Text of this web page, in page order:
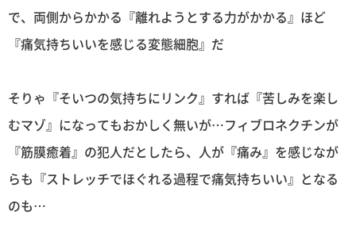
で、両側からかかる『離れようとする力がかかる』ほど
『痛気持ちいいを感じる変態細胞』だ
そりゃ『そいつの気持ちにリンク』すれば『苦しみを楽し
むマゾ』になってもおかしく無いが…フィブロネクチンが
『筋膜癒着』の犯人だとしたら、人が『痛み』を感じなが
らも『ストレッチでほぐれる過程で痛気持ちいい』となる
のも…